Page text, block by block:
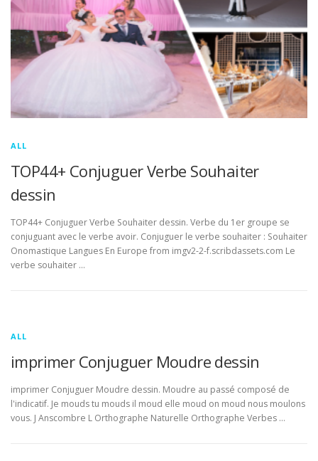
ALL
TOP44+ Conjuguer Verbe Souhaiter
dessin
TOP44+ Conjuguer Verbe Souhaiter dessin. Verbe du 1er groupe se
conjuguant avec le verbe avoir. Conjuguer le verbe souhaiter : Souhaiter
Onomastique Langues En Europe from imgv2-2-f.scribdassets.com Le
verbe souhaiter …
ALL
imprimer Conjuguer Moudre dessin
imprimer Conjuguer Moudre dessin. Moudre au passé composé de
l'indicatif. Je mouds tu mouds il moud elle moud on moud nous moulons
vous. J Anscombre L Orthographe Naturelle Orthographe Verbes …